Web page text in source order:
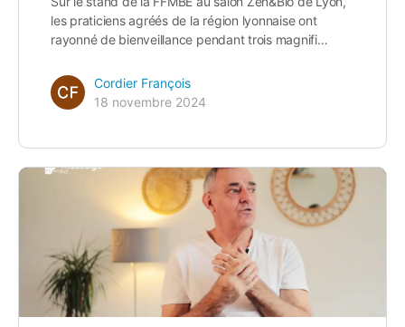
les praticiens agréés de la région lyonnaise ont
rayonné de bienveillance pendant trois magnifi…
Cordier François
18 novembre 2024